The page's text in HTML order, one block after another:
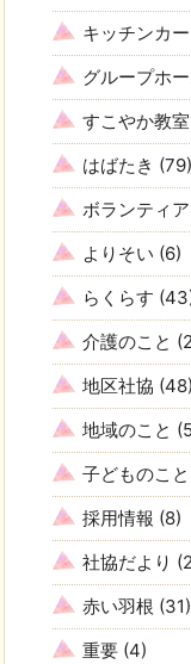
キッチンカー
グループホ
すこやか教室
はばたき (79)
ボランティ
よりそい (6)
らくらす
介護のこと
地区社協 (48)
地域のこと
子どものこと
採用情報 (8)
社協だより
赤い羽根 (31)
重要 (4)